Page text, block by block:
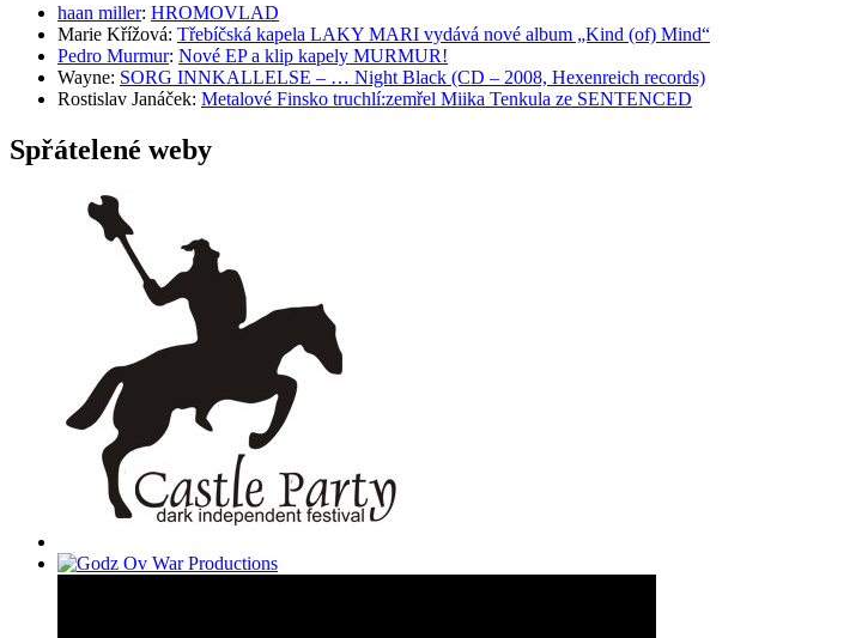
haan miller: HROMOVLAD
Marie Křížová: Třebíčská kapela LAKY MARI vydává nové album „Kind (of) Mind“
Pedro Murmur: Nové EP a klip kapely MURMUR!
Wayne: SORG INNKALLELSE – … Night Black (CD – 2008, Hexenreich records)
Rostislav Janáček: Metalové Finsko truchlí:zemřel Miika Tenkula ze SENTENCED
Spřátelené weby